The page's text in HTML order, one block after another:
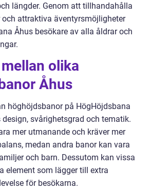
längder. Genom att tillhandahålla
attraktiva äventyrsmöjligheter
Åhus besökare av alla åldrar och
olika
Åhus
höghöjdsbanor på HögHöjdsbana
svårighetsgrad och tematik.
mer utmanande och kräver mer
medan andra banor kan vara
och barn. Dessutom kan vissa
element som lägger till extra
för besökarna.